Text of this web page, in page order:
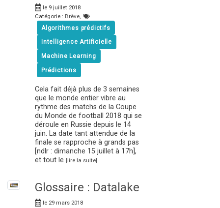
le 9 juillet 2018
Catégorie : Brève,
Algorithmes prédictifs
Intelligence Artificielle
Machine Learning
Prédictions
Cela fait déjà plus de 3 semaines
que le monde entier vibre au
rythme des matchs de la Coupe
du Monde de football 2018 qui se
déroule en Russie depuis le 14
juin. La date tant attendue de la
finale se rapproche à grands pas
[ndlr : dimanche 15 juillet à 17h],
et tout le [lire la suite]
Glossaire : Datalake
le 29 mars 2018